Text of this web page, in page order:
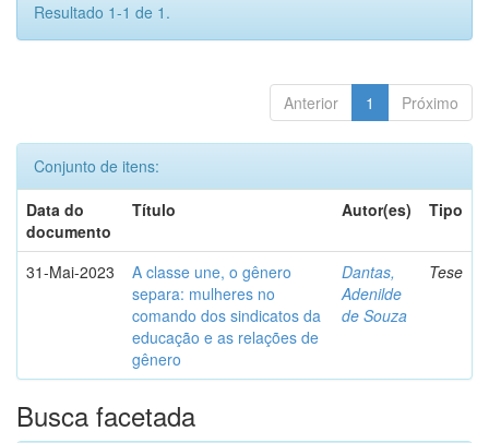
Resultado 1-1 de 1.
Anterior 1 Próximo
Conjunto de itens:
Data do
documento
Título Autor(es) Tipo
31-Mai-2023
A classe une, o gênero
separa: mulheres no
comando dos sindicatos da
educação e as relações de
gênero
Dantas,
Adenilde
de Souza
Tese
Busca facetada